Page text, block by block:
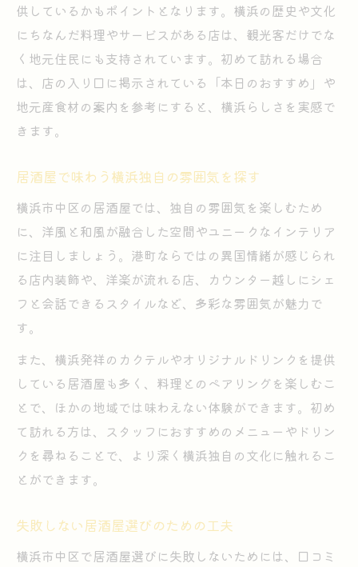
供しているかもポイントとなります。横浜の歴史や文化
にちなんだ料理やサービスがある店は、観光客だけでな
く地元住民にも支持されています。初めて訪れる場合
は、店の入り口に掲示されている「本日のおすすめ」や
地元産食材の案内を参考にすると、横浜らしさを実感で
きます。
居酒屋で味わう横浜独自の雰囲気を探す
横浜市中区の居酒屋では、独自の雰囲気を楽しむため
に、洋風と和風が融合した空間やユニークなインテリア
に注目しましょう。港町ならではの異国情緒が感じられ
る店内装飾や、洋楽が流れる店、カウンター越しにシェ
フと会話できるスタイルなど、多彩な雰囲気が魅力で
す。
また、横浜発祥のカクテルやオリジナルドリンクを提供
している居酒屋も多く、料理とのペアリングを楽しむこ
とで、ほかの地域では味わえない体験ができます。初め
て訪れる方は、スタッフにおすすめのメニューやドリン
クを尋ねることで、より深く横浜独自の文化に触れるこ
とができます。
失敗しない居酒屋選びのための工夫
横浜市中区で居酒屋選びに失敗しないためには、口コミ